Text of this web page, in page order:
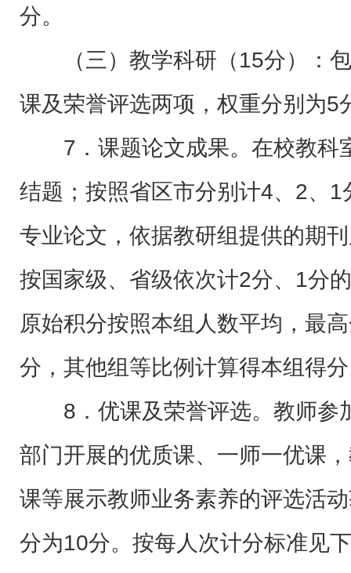
分。
（三）教学科研（15分）：
课及荣誉评选两项，权重分别为5
7．课题论文成果。在校教科
结题；按照省区市分别计4、2、
专业论文，依据教研组提供的期
按国家级、省级依次计2分、1分
原始积分按照本组人数平均，最
分，其他组等比例计算得本组得
8．优课及荣誉评选。教师参
部门开展的优质课、一师一优课
课等展示教师业务素养的评选活
分为10分。按每人次计分标准见